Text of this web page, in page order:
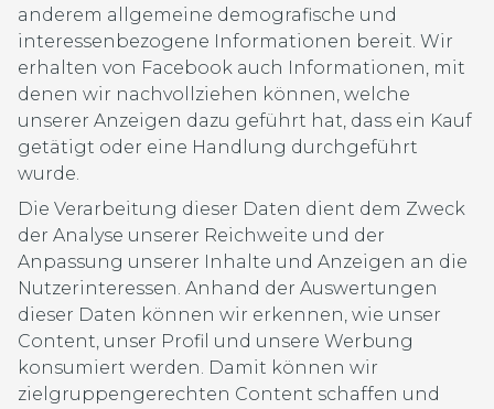
anderem allgemeine demografische und
interessenbezogene Informationen bereit. Wir
erhalten von Facebook auch Informationen, mit
denen wir nachvollziehen können, welche
unserer Anzeigen dazu geführt hat, dass ein Kauf
getätigt oder eine Handlung durchgeführt
wurde.
Die Verarbeitung dieser Daten dient dem Zweck
der Analyse unserer Reichweite und der
Anpassung unserer Inhalte und Anzeigen an die
Nutzerinteressen. Anhand der Auswertungen
dieser Daten können wir erkennen, wie unser
Content, unser Profil und unsere Werbung
konsumiert werden. Damit können wir
zielgruppengerechten Content schaffen und